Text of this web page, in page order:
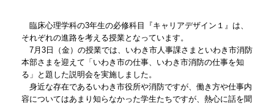
臨床心理学科の3年生の必修科目『キャリアデザイン１』は、
それぞれの進路を考える授業となっています。
7月3日（金）の授業では、いわき市人事課さまといわき市消防
本部さまを迎えて「いわき市の仕事、いわき市消防の仕事を知
る」と題した説明会を実施しました。
身近な存在であるいわき市役所や消防ですが、働き方や仕事内
容についてはあまり知らなかった学生たちですが、熱心に話を聞